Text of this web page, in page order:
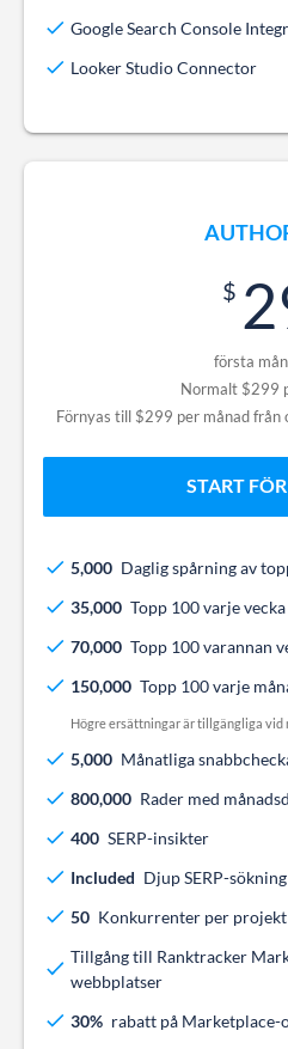
Google Search Console
Looker Studio Connector
första
Normalt $299
Förnyas till $299 per månad från
START
5,000 Daglig spårning av
35,000 Topp 100 varje vecka
70,000 Topp 100 varannan
150,000 Topp 100 varje
Högre ersättningar är tillgängliga vid
5,000 Månatliga
800,000 Rader med
400 SERP-insikter
Included Djup SERP-
50 Konkurrenter per projekt
Tillgång till Ranktracker
webbplatser
30% rabatt på Marketplace-